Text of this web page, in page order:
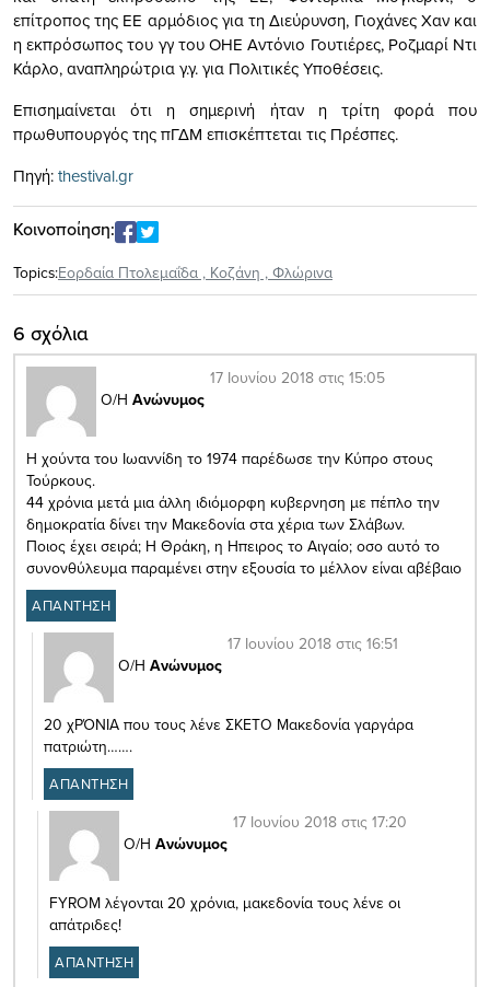
επίτροπος της ΕΕ αρμόδιος για τη Διεύρυνση, Γιοχάνες Χαν και
η εκπρόσωπος του γγ του ΟΗΕ Αντόνιο Γουτιέρες, Ροζμαρί Ντι
Κάρλο, αναπληρώτρια γ.γ. για Πολιτικές Υποθέσεις.
Επισημαίνεται ότι η σημερινή ήταν η τρίτη φορά που
πρωθυπουργός της πΓΔΜ επισκέπτεται τις Πρέσπες.
Πηγή:thestival.gr
Κοινοποίηση:
Topics:Εορδαία Πτολεμαΐδα , Κοζάνη , Φλώρινα
6 σχόλια
Ο/Η Ανώνυμος
17 Ιουνίου 2018 στις 15:05
Η χούντα του Ιωαννίδη το 1974 παρέδωσε την Κύπρο στους
Τούρκους.
44 χρόνια μετά μια άλλη ιδιόμορφη κυβερνηση με πέπλο την
δημοκρατία δίνει την Μακεδονία στα χέρια των Σλάβων.
Ποιος έχει σειρά; Η Θράκη, η Ηπειρος το Αιγαίο; οσο αυτό το
συνονθύλευμα παραμένει στην εξουσία το μέλλον είναι αβέβαιο
ΑΠΑΝΤΗΣΗ
Ο/Η Ανώνυμος
17 Ιουνίου 2018 στις 16:51
20 χΡΌΝΙΑ που τους λένε ΣΚΕΤΟ Μακεδονία γαργάρα
πατριώτη…….
ΑΠΑΝΤΗΣΗ
Ο/Η Ανώνυμος
17 Ιουνίου 2018 στις 17:20
FYROM λέγονται 20 χρόνια, μακεδονία τους λένε οι
απάτριδες!
ΑΠΑΝΤΗΣΗ